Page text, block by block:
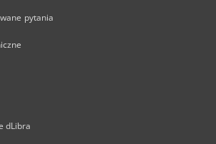
pytania
dLibra